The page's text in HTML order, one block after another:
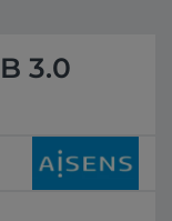
3.0